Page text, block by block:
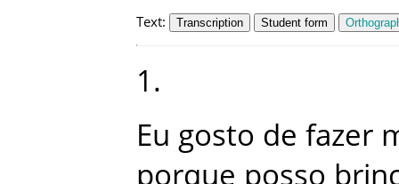
Text: Transcription Student form
1 .
Eu gosto de fazer
porque posso